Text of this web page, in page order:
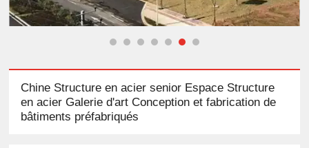
Chine Structure en acier senior Espace Structure
en acier Galerie d'art Conception et fabrication de
bâtiments préfabriqués